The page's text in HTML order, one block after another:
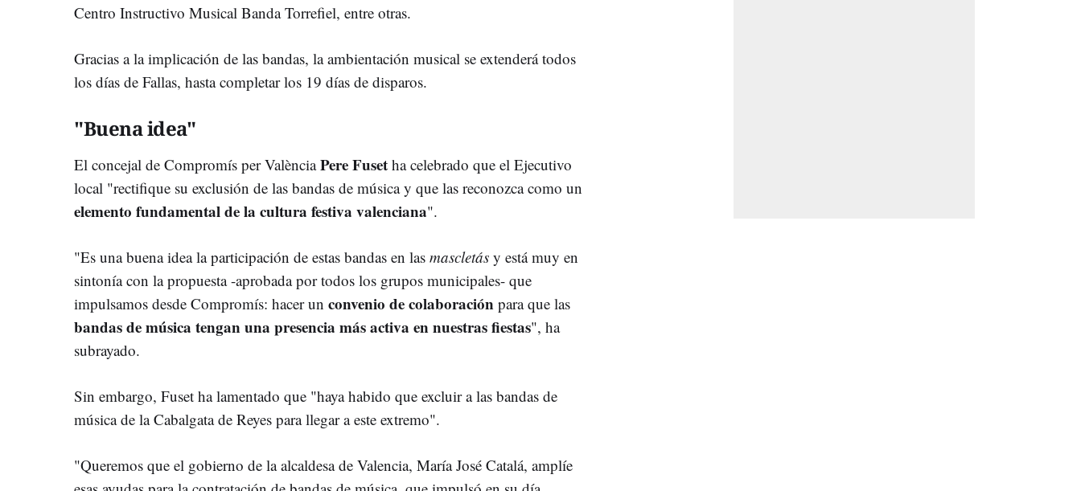
Centro Instructivo Musical Banda Torrefiel, entre otras.
Gracias ala implicación de las bandas, la ambientación musical se extenderá todos
los días de Fallas, hasta completar los 19 días de disparos.
"Buena idea"
El concejal de Compromís per ValènciaPere Fuset ha celebrado que el Ejecutivo
local "rectifique su exclusión de las bandas de música y que las reconozca como un
elemento fundamental de la cultura festiva valenciana".
"Es una buena idea la participación de estas bandas en las mascletás y está muy en
sintonía con la propuesta -aprobada por todos los grupos municipales- que
impulsamos desde Compromís: hacer un convenio de colaboración para que las
bandas de música tengan una presencia más activa en nuestras fiestas", ha
subrayado.
Sin embargo, Fuset ha lamentado que "haya habido que excluir a las bandas de
música de la Cabalgata de Reyes para llegar a este extremo".
"Queremos que el gobierno de la alcaldesa de Valencia, María José Catalá, amplíe